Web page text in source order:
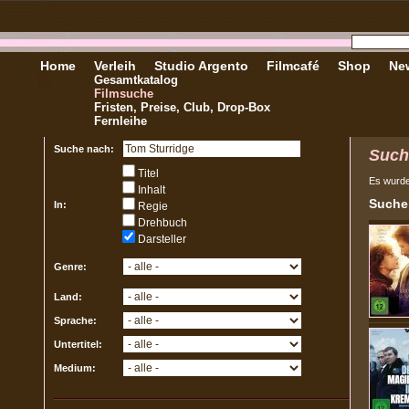
Home Verleih
Gesamtkatalog
Filmsuche
Fristen, Preise, Club, Drop-Box
Fernleihe
Studio Argento Filmcafé Shop
Suche nach:
In:
Titel
Inhalt
Regie
Drehbuch
Darsteller
Genre:
Land:
Sprache:
Untertitel:
Medium:
Es